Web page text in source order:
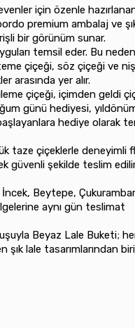
için özenle
premium ambalaj ve
bir görünüm sunar.
temsil eder. Bu
çiçeği, söz çiçeği ve
arasında yer alır.
çiçeği, içimden geldi
günü hediyesi,
hediye olarak
taze çiçeklerle deneyimli
güvenli şekilde teslim
Beytepe,
aynı gün teslimat
Beyaz Lale Buketi;
lale tasarımlarından